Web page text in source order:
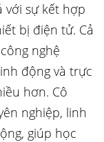
với sự kết hợp
bị điện tử. Cả
nghệ
động và trực
hơn. Cô
nghiệp, linh
giúp học